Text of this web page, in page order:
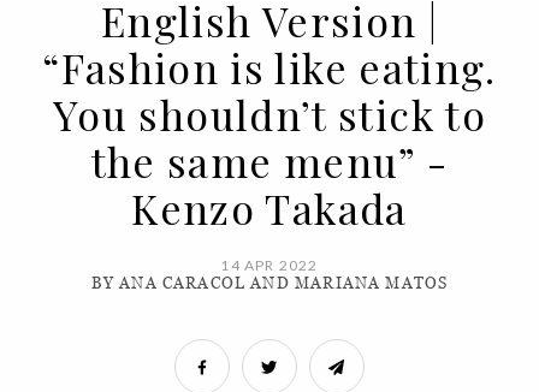
English Version |
“Fashion is like eating.
You shouldn’t stick to
the same menu” -
Kenzo Takada
14 APR 2022
BY ANA CARACOL AND MARIANA MATOS